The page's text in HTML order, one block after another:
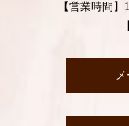
【営業時間